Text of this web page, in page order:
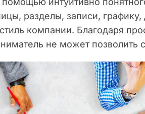
разделы, записи,
компании. Благодаря
не может позволить